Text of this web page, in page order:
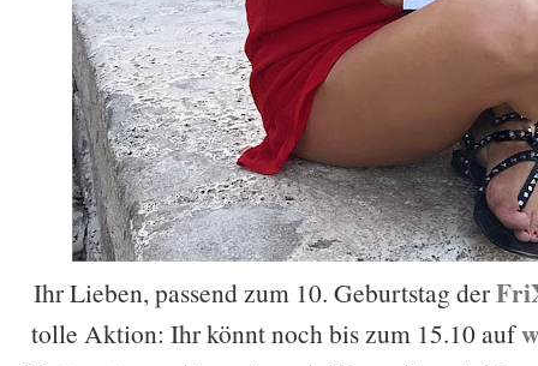
Ihr Lieben, passend zum 10. Geburtstag der
tolle Aktion: Ihr könnt noch bis zum 15.10 auf